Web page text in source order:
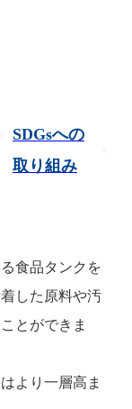
SDGsへの
取り組み
食品タンクを
した原料や汚
とができま
より一層高ま